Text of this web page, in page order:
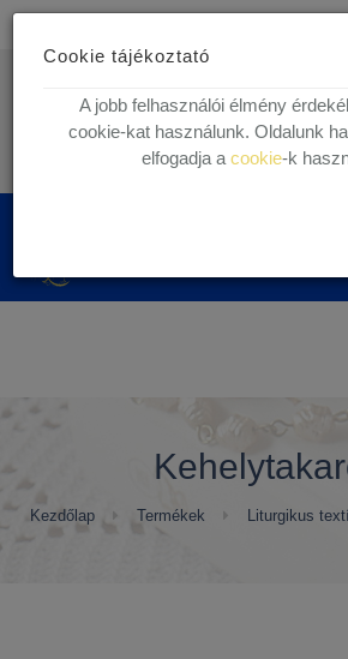
1 munkanapos házhoz szállítás!
+36 (70) 631 29 82 | +36 ( 1 )
Belépés
Kezdőlap Termékek Liturgikus
Cookie tájékoztató
A jobb felhasználói élmény
cookie-kat használunk. Oldalunk
elfogadja a cookie-k